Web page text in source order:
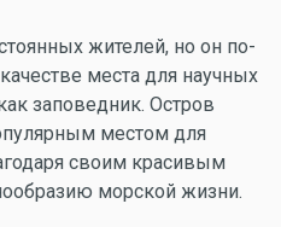
жителей, но он по-
места для научных
заповедник. Остров
местом для
своим красивым
морской жизни.